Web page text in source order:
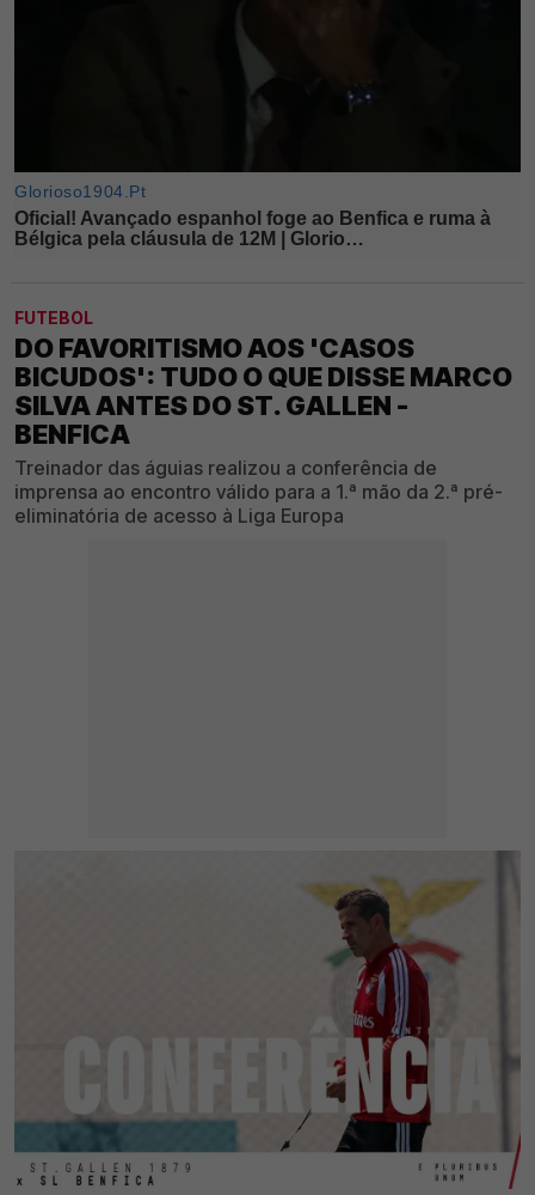
FUTEBOL
DO FAVORITISMO AOS 'CASOS
BICUDOS': TUDO O QUE DISSE MARCO
SILVA ANTES DO ST. GALLEN -
BENFICA
Treinador das águias realizou a conferência de
imprensa ao encontro válido para a 1.ª mão da 2.ª pré-
eliminatória de acesso à Liga Europa